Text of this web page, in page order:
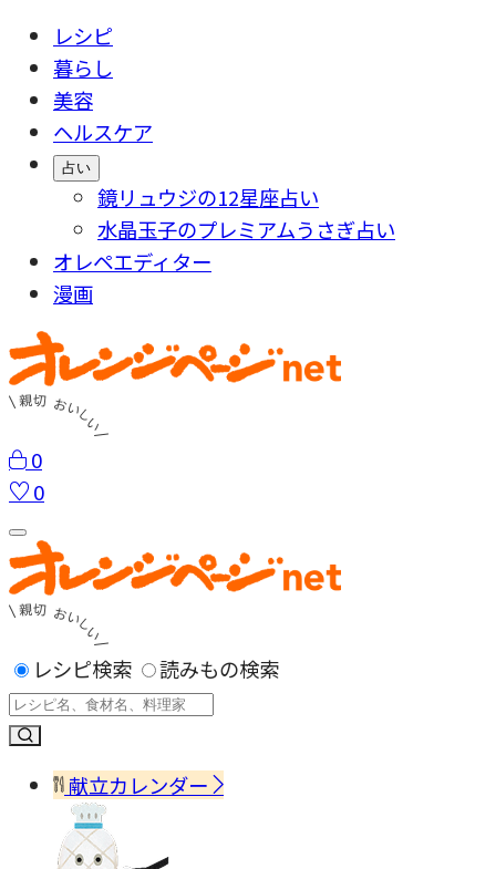
レシピ
暮らし
美容
ヘルスケア
占い
鏡リュウジの12星座占い
水晶玉子のプレミアムうさぎ占い
オレペエディター
漫画
0
0
レシピ検索 読みもの検索
献立カレンダー